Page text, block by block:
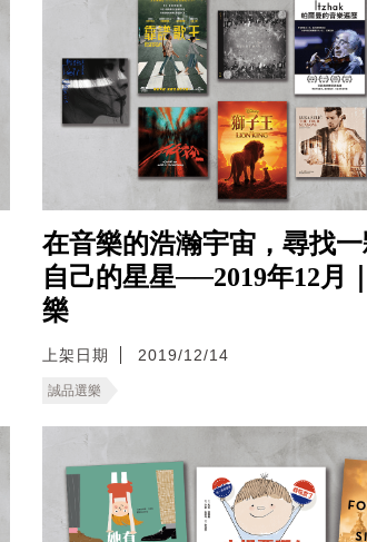
在音樂的浩瀚宇宙，尋找
自己的星星──2019年12月
樂
上架日期 2019/12/14
誠品選樂